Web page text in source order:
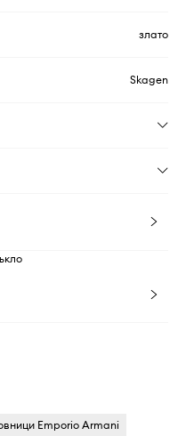
злато
Skagen
Emporio Armani